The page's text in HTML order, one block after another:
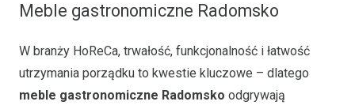
Meble gastronomiczne Radomsko
W branży HoReCa, trwałość, funkcjonalność i łatwość
utrzymania porządku to kwestie kluczowe – dlatego
meble gastronomiczne Radomsko odgrywają